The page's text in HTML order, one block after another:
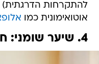
להתקרחות הדרגתית)
אוטואימונית כמו
4. שיער שומני: חיידקים או הורמונים?